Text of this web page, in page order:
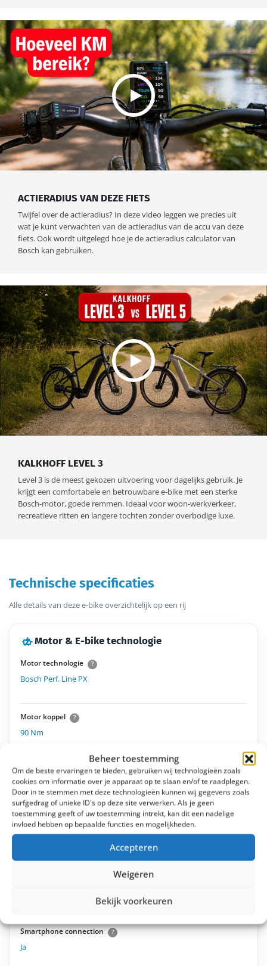
Beheer toestemming
Om de beste ervaringen te bieden, gebruiken wij technologieën zoals
cookies om informatie over je apparaat op te slaan en/of te raadplegen.
Door in te stemmen met deze technologieën kunnen wij gegevens zoals
surfgedrag of unieke ID's op deze site verwerken. Als je geen
toestemming geeft of uw toestemming intrekt, kan dit een nadelige
invloed hebben op bepaalde functies en mogelijkheden.
Accepteren
Weigeren
Bekijk voorkeuren
ACTIERADIUS VAN DEZE FIETS
Twijfel over de actieradius? In deze video leggen we precies uit
wat je kunt verwachten van de actieradius van de accu van deze
fiets. Ook wordt uitgelegd hoe je de actieradius calculator van
Bosch kan gebruiken.
KALKHOFF LEVEL 3
Level 3 is de meest gekozen uitvoering voor dagelijks gebruik. Je
krijgt een comfortabele en betrouwbare e-bike met een sterke
Bosch-motor, goede remmen. Ideaal voor woon-werkverkeer,
recreatieve ritten en langere tochten zonder overbodige luxe.
Technische specificaties
Alle details van deze e-bike overzichtelijk op een rij
Motor & E-bike technologie
Motor technologie ?
Bosch Perf. Line PX
Motor koppel ?
90 Nm
Motor positie
Midden
Ondersteuningsstanden
Smartphone connection ?
Ja